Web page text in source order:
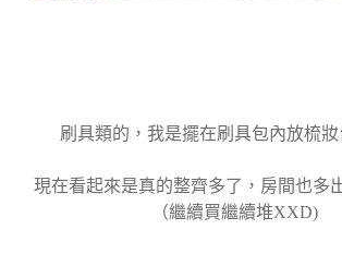
刷具類的，我是擺在刷具包內放梳
現在看起來是真的整齊多了，房間也多
（繼續買繼續堆XXD)